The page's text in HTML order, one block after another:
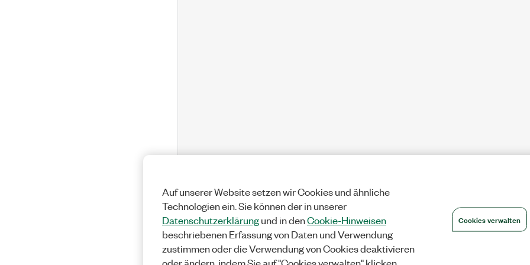
Auf unserer Website setzen wir Cookies und ähnliche
Technologien ein. Sie können der in unserer
Datenschutzerklärungund in denCookie-Hinweisen
beschriebenen Erfassung von Daten und Verwendung
zustimmen oder die Verwendung von Cookies deaktivieren
Cookies verwalten